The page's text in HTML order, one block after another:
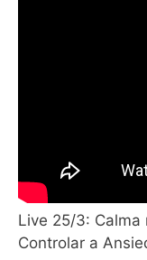
Live 25/3: Calma
Controlar a